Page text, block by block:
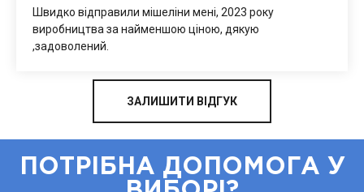
Швидко відправили мішеліни мені, 2023 року
виробництва за найменшою ціною, дякую
,задоволений.
ЗАЛИШИТИ ВІДГУК
ПОТРІБНА ДОПОМОГА У